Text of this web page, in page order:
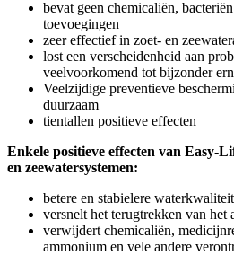
bevat geen chemicaliën,
toevoegingen
zeer effectief in zoet- en
lost een verscheidenheid aan
veelvoorkomend tot bijzonder
Veelzijdige preventieve
duurzaam
tientallen positieve effecten
Enkele positieve effecten van Easy-
en zeewatersystemen:
betere en stabielere waterkwaliteit
versnelt het terugtrekken van het
verwijdert chemicaliën,
ammonium en vele andere